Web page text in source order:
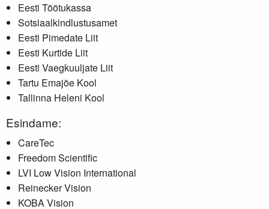
Eesti Töötukassa
Sotsiaalkindlustusamet
Eesti Pimedate Liit
Eesti Kurtide Liit
Eesti Vaegkuuljate Liit
Tartu Emajõe Kool
Tallinna Heleni Kool
Esindame:
CareTec
Freedom Scientific
LVI Low Vision International
Reinecker Vision
KOBA Vision